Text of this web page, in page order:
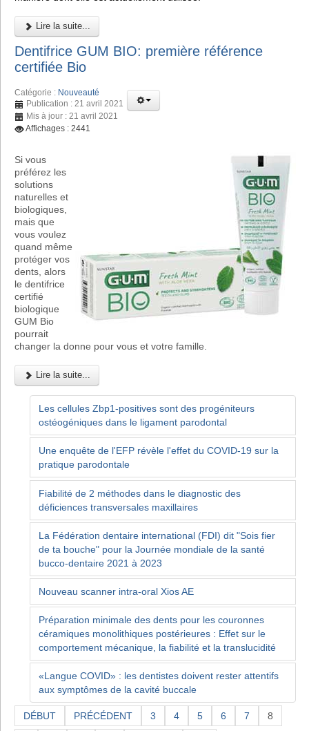
Lire la suite...
Dentifrice GUM BIO: première référence
certifiée Bio
Catégorie : Nouveauté
Publication : 21 avril 2021
Mis à jour : 21 avril 2021
Affichages : 2441
Si vous
préférez les
solutions
naturelles et
biologiques,
mais que
vous voulez
quand même
protéger vos
dents, alors
le dentifrice
certifié
biologique
GUM Bio
pourrait
changer la donne pour vous et votre famille.
Lire la suite...
Les cellules Zbp1-positives sont des progéniteurs
ostéogéniques dans le ligament parodontal
Une enquête de l'EFP révèle l'effet du COVID-19 sur la
pratique parodontale
Fiabilité de 2 méthodes dans le diagnostic des
déficiences transversales maxillaires
La Fédération dentaire international (FDI) dit "Sois fier
de ta bouche" pour la Journée mondiale de la santé
bucco-dentaire 2021 à 2023
Nouveau scanner intra-oral Xios AE
Préparation minimale des dents pour les couronnes
céramiques monolithiques postérieures : Effet sur le
comportement mécanique, la fiabilité et la translucidité
«Langue COVID» : les dentistes doivent rester attentifs
aux symptômes de la cavité buccale
DÉBUT PRÉCÉDENT 3 4 5 6 7 8